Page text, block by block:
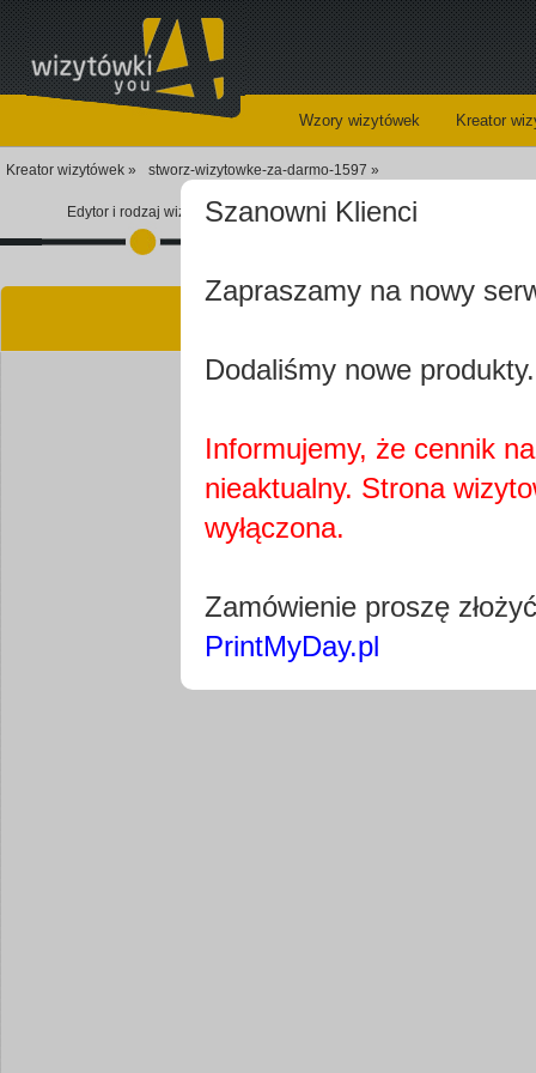
Wzory wizytówek Kreator
Kreator wizytówek » stworz-wizytowke-za-darmo-1597 »
Edytor i rodzaj wizytówkiSzanowni Klienci
Zapraszamy na nowy
Dodaliśmy nowe
Informujemy, że cennik
nieaktualny. Strona
wyłączona.
Zamówienie proszę
PrintMyDay.pl